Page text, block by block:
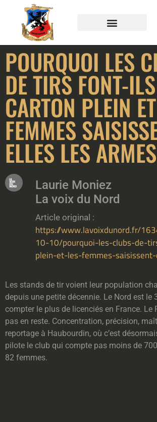
POURQUOI LES
DE TIRS FONT-ILS
CARTON PLEIN
FEMMES
ELLES LES
Laurie Moniez
La voix du Nord
Article original :
https://www.lavoixdunord.fr/
10-10/pourquoi-les-clubs-de-
plein-et-les-femmes-
Les stands de tir voient leur population
depuis une petite décennie. Le Nord est le
compter le plus de licenciés en France. Le
pas en reste. Concentration, précision,
reportage à Haubourdin, où c’est
pilote le club qui compte pas moins de
82 femmes.